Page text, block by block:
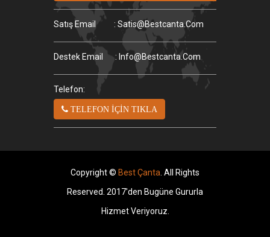
Satış Email : Satis@bestcanta.com
Destek Email : Info@bestcanta.com
Telefon:
TELEFON İÇİN TIKLA
Copyright © Best Çanta . All Rights
Reserved. 2017'den Bugüne Gururla
Hizmet Veriyoruz.